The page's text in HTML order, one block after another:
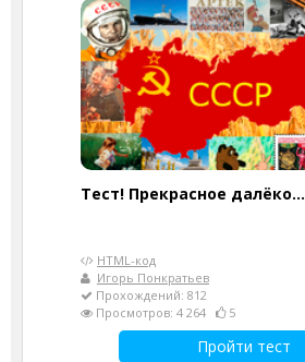
Тест! Прекрасное далёко...
HTML-код
Игорь Понкратьев
Прохождений: 812
Просмотров: 4 264
5
Пройти тест